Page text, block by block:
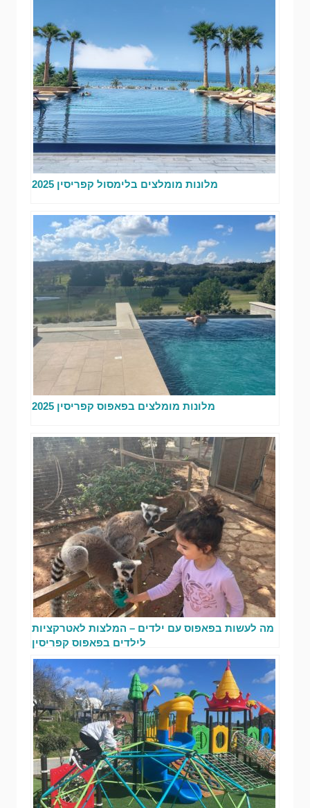
מלונות מומלצים בלימסול קפריסין 2025
מלונות מומלצים בפאפוס קפריסין 2025
מה לעשות בפאפוס עם ילדים – המלצות לאטרקציות
לילדים בפאפוס קפריסין